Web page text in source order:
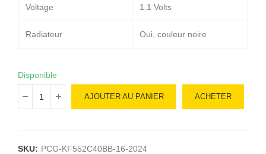
Voltage 1.1 Volts
Radiateur Oui, couleur noire
Disponible
AJOUTER AU PANIER ACHETER
SKU: PCG-KF552C40BB-16-2024